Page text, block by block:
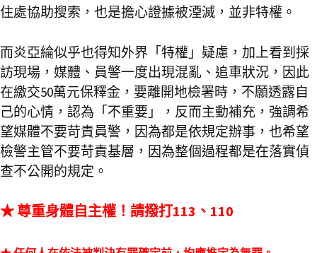
住處協助搜索，也是擔心證據被湮滅，並非特權。
而炎亞綸似乎也得知外界「特權」疑慮，加上看到採
訪現場，媒體、員警一度出現混亂、追車狀況，因此
在繳交50萬元保釋金，要離開地檢署時，不願透露自
己的心情，認為「不重要」，反而主動補充，強調希
望媒體不要苛責員警，因為都是依規定辦事，也希望
檢警主管不要苛責基層，因為整個過程都是在落實偵
查不公開的規定。
★ 尊重身體自主權！請撥打113、110